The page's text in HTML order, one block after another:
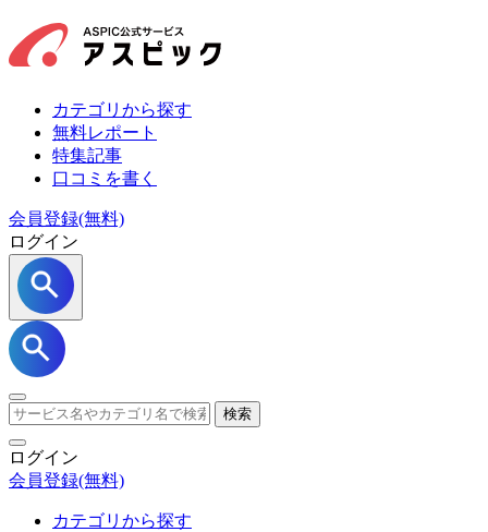
カテゴリから探す
無料レポート
特集記事
口コミを書く
会員登録(無料)
ログイン
検索
ログイン
会員登録(無料)
カテゴリから探す